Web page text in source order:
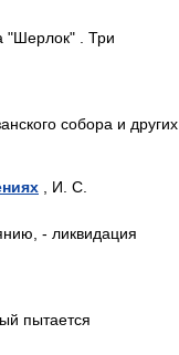
"Шерлок" . Три
собора и других
, И. С.
- ликвидация
пытается